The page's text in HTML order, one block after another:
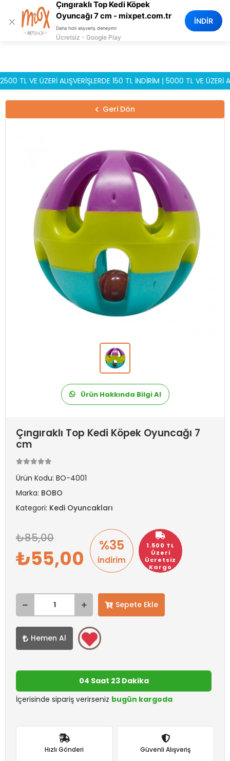
TL VE ÜZERİ ALIŞVERİŞLERDE 150 TL İNDİRİM | 5000 TL VE ÜZERİ
0
Geri Dön
Ürün Hakkında Bilgi Al
Çıngıraklı Top Kedi Köpek Oyuncağı 7
cm
Ürün Kodu: BO-4001
Marka: BOBO
Kategori: Kedi Oyuncakları
1.500 TL
Üzeri
Ücretsiz
Kargo
%35
İndirim
85,00
55,00
Sepete Ekle
Hemen Al
04 Saat 23 Dakika
İçerisinde sipariş verirseniz bugün kargoda
Hızlı Gönderi Güvenli Alışveriş
×
Çıngıraklı Top Kedi Köpek
Oyuncağı 7 cm - mixpet.com.tr
Daha hızlı alışveriş deneyimi
Ücretsiz - Google Play
İNDİR